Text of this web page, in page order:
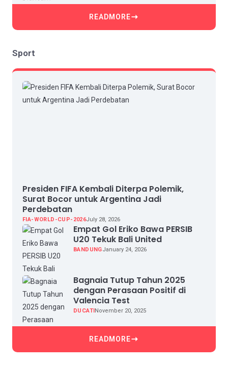
READMORE
Sport
Presiden FIFA Kembali Diterpa Polemik,
Surat Bocor untuk Argentina Jadi
Perdebatan
FIA-WORLD-CUP-2026July 28, 2026
Empat Gol Eriko Bawa PERSIB
U20 Tekuk Bali United
BANDUNGJanuary 24, 2026
Bagnaia Tutup Tahun 2025
dengan Perasaan Positif di
Valencia Test
DUCATINovember 20, 2025
READMORE